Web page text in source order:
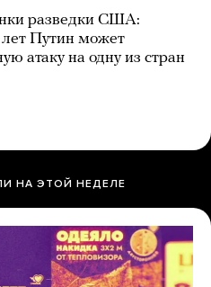
разведки США:
Путин может
атаку на одну из стран
НА ЭТОЙ НЕДЕЛЕ